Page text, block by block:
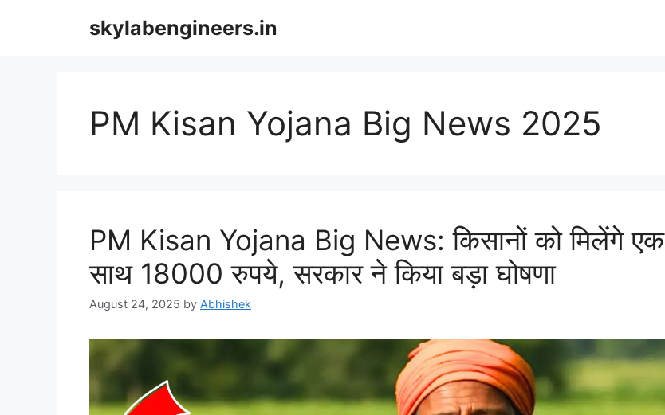
skylabengineers.in
PM Kisan Yojana Big News 2025
PM Kisan Yojana Big News: किसानों को मिलेंगे एक
साथ 18000 रुपये, सरकार ने किया बड़ा घोषणा
August 24, 2025 by Abhishek